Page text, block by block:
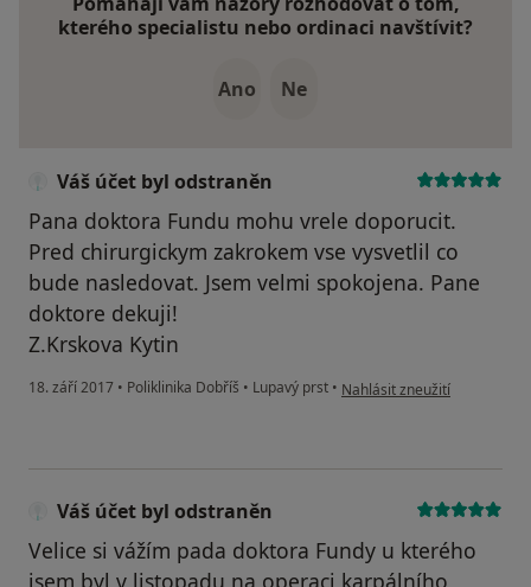
kterého specialistu nebo ordinaci navštívit?
Ano Ne
Váš účet byl odstraněn
Pana doktora Fundu mohu vrele doporucit.
Pred chirurgickym zakrokem vse vysvetlil co
bude nasledovat. Jsem velmi spokojena. Pane
doktore dekuji!
Z.Krskova Kytin
18. září 2017 • Poliklinika Dobříš • Lupavý prst • podle názoru uživatele Váš
Nahlásit zneužití
Váš účet byl odstraněn
Velice si vážím pada doktora Fundy u kterého